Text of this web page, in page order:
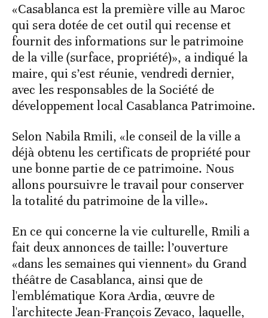
«Casablanca est la première ville au Maroc
qui sera dotée de cet outil qui recense et
fournit des informations sur le patrimoine
de la ville (surface, propriété)», a indiqué la
maire, qui s’est réunie, vendredi dernier,
avec les responsables de la Société de
développement local Casablanca Patrimoine.
Selon Nabila Rmili, «le conseil de la ville a
déjà obtenu les certificats de propriété pour
une bonne partie de ce patrimoine. Nous
allons poursuivre le travail pour conserver
la totalité du patrimoine de la ville».
En ce qui concerne la vie culturelle, Rmili a
fait deux annonces de taille: l’ouverture
«dans les semaines qui viennent» du Grand
théâtre de Casablanca, ainsi que de
l'emblématique Kora Ardia, œuvre de
l'architecte Jean-François Zevaco, laquelle,